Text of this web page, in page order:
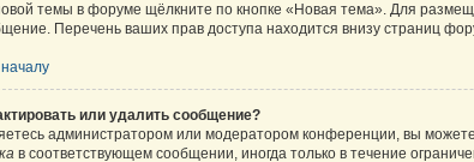
темы в форуме щёлкните по кнопке «Новая тема». Для
Перечень ваших прав доступа находится внизу страниц
или удалить сообщение?
администратором или модератором конференции, вы
в соответствующем сообщении, иногда только в течение